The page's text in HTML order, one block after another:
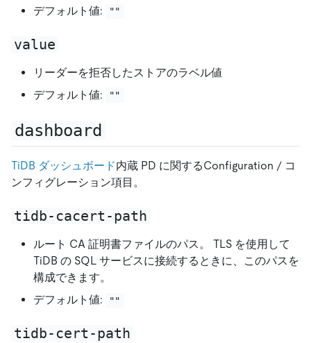
デフォルト値:
""
value
リーダーを拒否したストアのラベル値
デフォルト値:
""
dashboard
TiDB ダッシュボード内蔵 PD に関するConfiguration / コ
ンフィグレーション項目。
tidb-cacert-path
ルート CA 証明書ファイルのパス。 TLS を使用して
TiDB の SQL サービスに接続するときに、このパスを
構成できます。
デフォルト値:
""
tidb-cert-path